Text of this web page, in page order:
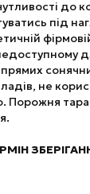
до
під
прямих
не
Порожня тара